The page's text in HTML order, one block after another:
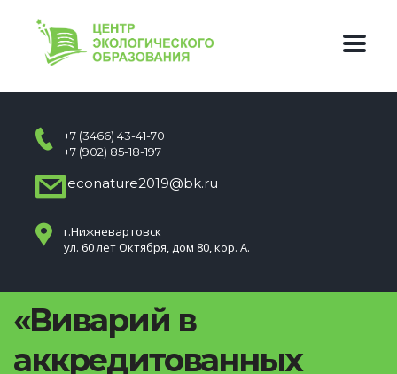
+7 (3466) 43-41-70
+7 (902) 85-18-197
econature2019@bk.ru
г.Нижневартовск
ул. 60 лет Октября, дом 80, кор. А.
«Виварий в
аккредитованных